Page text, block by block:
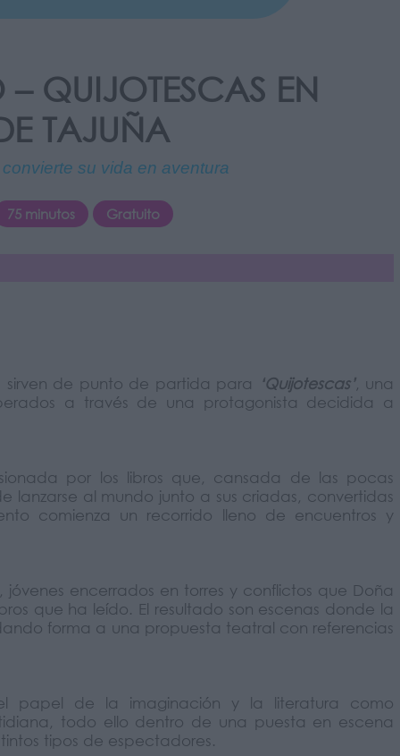
– QUIJOTESCAS EN
TAJUÑA
su vida en aventura
75 minutos Gratuito
sirven de punto de partida para ‘Quijotescas’, una
a través de una protagonista decidida a
por los libros que, cansada de las pocas
al mundo junto a sus criadas, convertidas
comienza un recorrido lleno de encuentros y
encerrados en torres y conflictos que Doña
que ha leído. El resultado son escenas donde la
forma a una propuesta teatral con referencias
papel de la imaginación y la literatura como
todo ello dentro de una puesta en escena
tipos de espectadores.